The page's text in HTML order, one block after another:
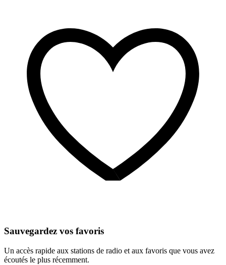
Sauvegardez vos favoris
Un accès rapide aux stations de radio et aux favoris que vous avez
écoutés le plus récemment.